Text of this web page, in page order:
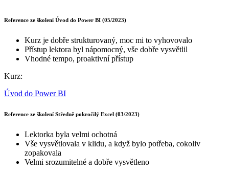
Reference ze školení Úvod do Power BI (05/2023)
Kurz je dobře strukturovaný, moc mi to vyhovovalo
Přístup lektora byl nápomocný, vše dobře vysvětlil
Vhodné tempo, proaktivní přístup
Kurz:
Úvod do Power BI
Reference ze školení Středně pokročilý Excel (03/2023)
Lektorka byla velmi ochotná
Vše vysvětlovala v klidu, a když bylo potřeba, cokoliv
zopakovala
Velmi srozumitelné a dobře vysvětleno